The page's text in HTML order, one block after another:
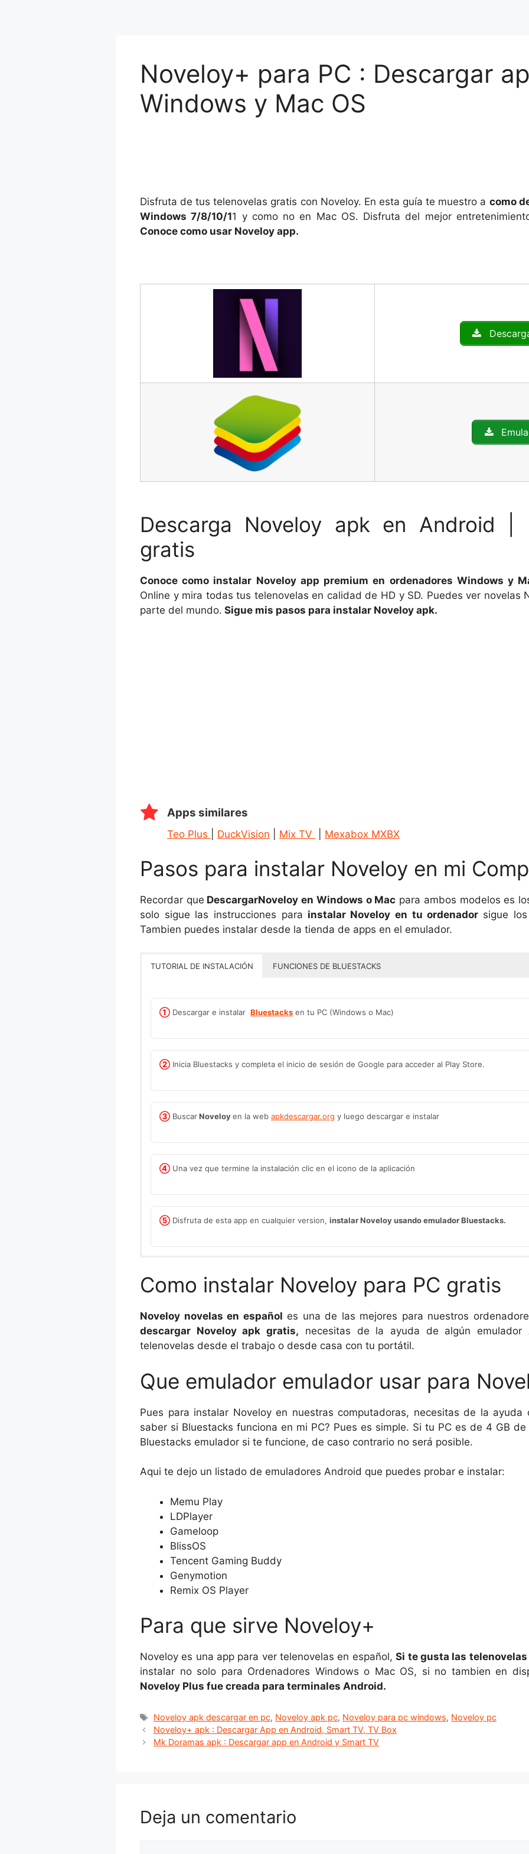
Noveloy+ para PC : Descargar
Windows y Mac OS
Disfruta de tus telenovelas gratis con Noveloy. En esta guía te muestro a como
Windows 7/8/10/11 y como no en Mac OS. Disfruta del mejor
Conoce como usar Noveloy app.
Descarga Noveloy apk en Android |
gratis
Conoce como instalar Noveloy app premium en ordenadores Windows y
Online y mira todas tus telenovelas en calidad de HD y SD. Puedes ver novelas
parte del mundo. Sigue mis pasos para instalar Noveloy apk.
Apps similares
Teo Plus DuckVision Mix TV Mexabox MXBX
Pasos para instalar Noveloy en mi
Recordar que DescargarNoveloy en Windows o Mac para ambos modelos es
solo sigue las instrucciones para instalar Noveloy en tu ordenador sigue
Tambien puedes instalar desde la tienda de apps en el emulador.
TUTORIAL DE INSTALACIÓN FUNCIONES DE BLUESTACKS
① Descargar e instalar Bluestacks en tu PC (Windows o Mac)
② Inicia Bluestacks y completa el inicio de sesión de Google para acceder al Play Store.
③ BuscarNoveloyen la web apkdescargar.org y luego descargar e instalar
④ Una vez que termine la instalación clic en el icono de la aplicación
⑤ Disfruta de esta app en cualquier version, instalar Noveloy usando emulador Bluestacks.
artículo. Este emulador es especialmente popular entre los jugadores de videojuegos, ya que ofrece
personalizar los controles, modificar el rendimiento y traducir el material en tiempo real.
Como instalar Noveloy para PC gratis
Noveloy novelas en español es una de las mejores para nuestros
descargar Noveloy apk gratis, necesitas de la ayuda de algún emulador
telenovelas desde el trabajo o desde casa con tu portátil.
Que emulador emulador usar para
Pues para instalar Noveloy en nuestras computadoras, necesitas de la ayuda
saber si Bluestacks funciona en mi PC? Pues es simple. Si tu PC es de 4 GB
Bluestacks emulador si te funcione, de caso contrario no será posible.
Aqui te dejo un listado de emuladores Android que puedes probar e instalar:
Memu Play
LDPlayer
Gameloop
BlissOS
Tencent Gaming Buddy
Genymotion
Remix OS Player
Para que sirve Noveloy+
Noveloy es una app para ver telenovelas en español,Si te gusta las
instalar no solo para Ordenadores Windows o Mac OS, si no tambien en
Noveloy Plus fue creada para terminales Android.
Etiquetas
Noveloy apk descargar en pc, Noveloy apk pc, Noveloy para pc windows, Noveloy pc
Noveloy+ apk : Descargar App en Android, Smart TV, TV Box
Mk Doramas apk : Descargar app en Android y Smart TV
Deja un comentario